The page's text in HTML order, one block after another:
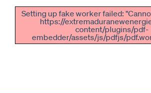
Setting up fake worker failed:
https://
content/plugins/pdf-
embedder/assets/js/pdfjs/